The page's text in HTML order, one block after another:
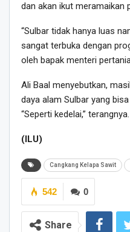
dan akan ikut meramaikan
“Sulbar tidak hanya luas
sangat terbuka dengan
oleh bapak menteri
Ali Baal menyebutkan,
daya alam Sulbar yang
“Seperti kedelai,” terangnya.
(ILU)
Cangkang Kelapa Sawit
0
542
Share